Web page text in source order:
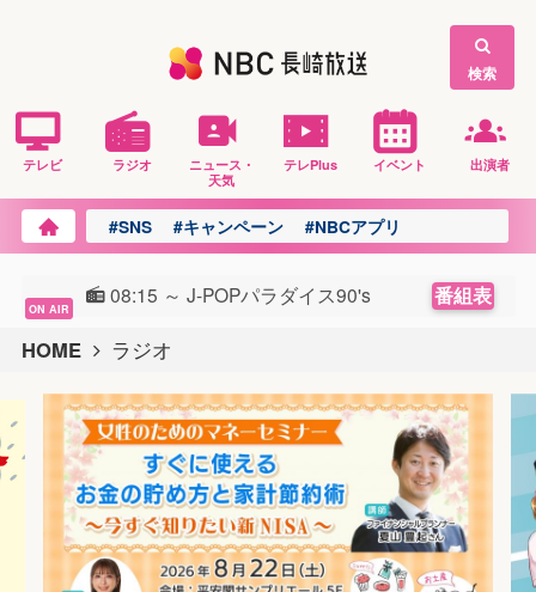
検索
テレビ ラジオ
ニュース・
天気
テレPlus イベント 出演者
#SNS #キャンペーン #NBCアプリ
08:15 ～ J-POPパラダイス90's 番組表
HOME ラジオ